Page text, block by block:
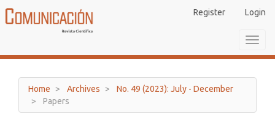
Navigation
Sidebar
Register Login
Home Archives
No. 49 (2023): July - December
Papers